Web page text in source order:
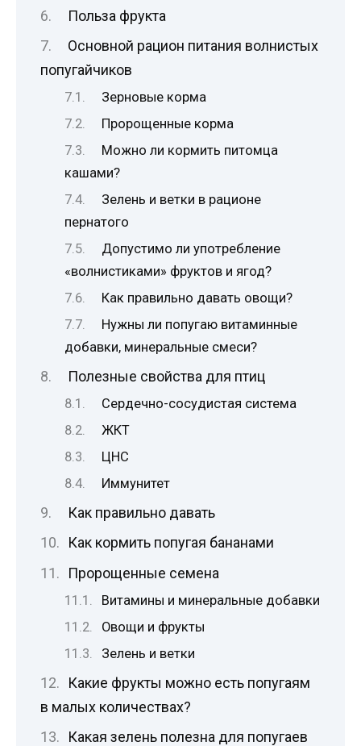
Польза фрукта
Основной рацион питания волнистых
попугайчиков
Зерновые корма
Пророщенные корма
Можно ли кормить питомца
кашами?
Зелень и ветки в рационе
пернатого
Допустимо ли употребление
«волнистиками» фруктов и ягод?
Как правильно давать овощи?
Нужны ли попугаю витаминные
добавки, минеральные смеси?
Полезные свойства для птиц
Сердечно-сосудистая система
ЖКТ
ЦНС
Иммунитет
Как правильно давать
Как кормить попугая бананами
Пророщенные семена
Витамины и минеральные добавки
Овощи и фрукты
Зелень и ветки
Какие фрукты можно есть попугаям
в малых количествах?
Какая зелень полезна для попугаев